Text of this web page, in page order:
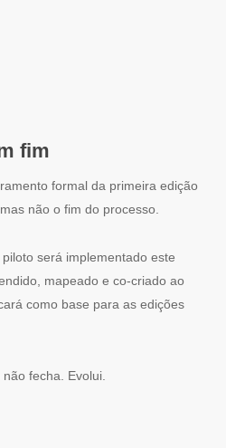
fim
formal da primeira edição
não o fim do processo.
será implementado este
mapeado e co-criado ao
como base para as edições
fecha. Evolui.